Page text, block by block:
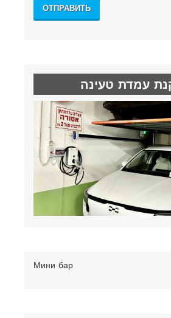
עמדת טעינה
Мини бар